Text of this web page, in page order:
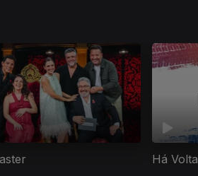
Há Volta